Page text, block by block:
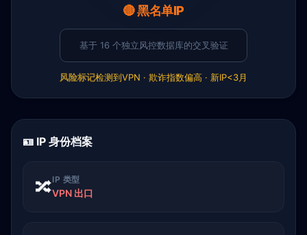
🔴 黑名单IP
基于 16 个独立风控数据库的交叉验证
风险标记检测到VPN · 欺诈指数偏高 · 新IP<3月
🪪 IP 身份档案
🔀IP 类型
VPN 出口